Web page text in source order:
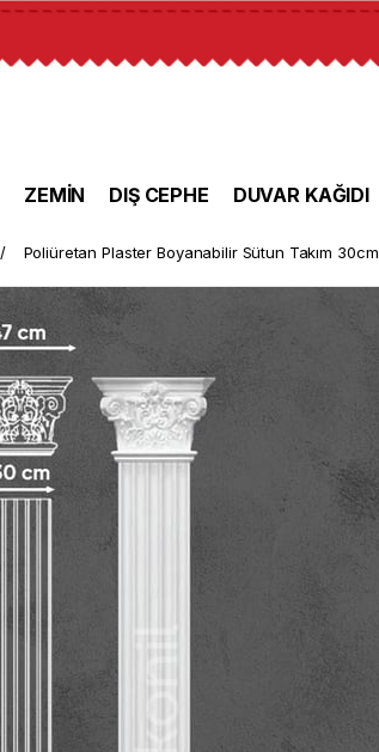
ZEMİN DIŞ CEPHE DUVAR KAĞIDI
Poliüretan Plaster Boyanabilir Sütun Takım 30cm